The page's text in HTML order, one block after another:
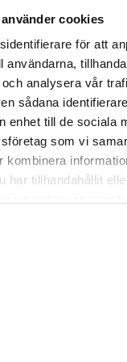
cookies
för att
användarna,
analysera vår
sådana
enhet till de sociala
som vi
kombinera
har tillhandahållit
har unika
på
och
och säkra
för ett brett
till hela
ditt Specter-